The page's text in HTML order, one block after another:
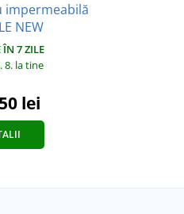
impermeabilă
NEW
ÎN 7 ZILE
8. la tine
lei